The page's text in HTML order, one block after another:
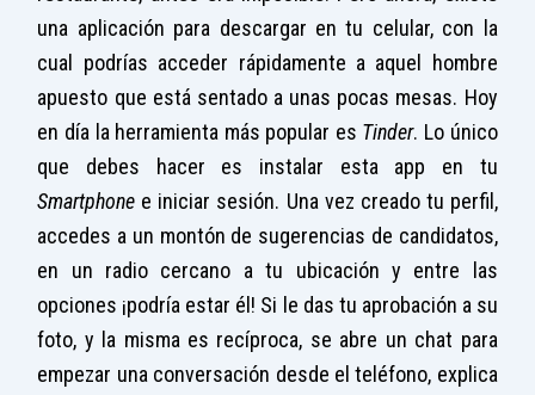
una aplicación para descargar en tu celular, con la
cual podrías acceder rápidamente a aquel hombre
apuesto que está sentado a unas pocas mesas. Hoy
en día la herramienta más popular es Tinder. Lo único
que debes hacer es instalar esta app en tu
Smartphone e iniciar sesión. Una vez creado tu perfil,
accedes a un montón de sugerencias de candidatos,
en un radio cercano a tu ubicación y entre las
opciones ¡podría estar él! Si le das tu aprobación a su
foto, y la misma es recíproca, se abre un chat para
empezar una conversación desde el teléfono, explica